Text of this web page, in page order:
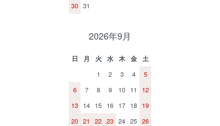
30 31
2026年9月
日 月 火 水 木 金
土
1
2 3 4
5
6
7 8 9 10 11
12
13 14 15 16 17 18 19
20 21 22 23 24 25 26